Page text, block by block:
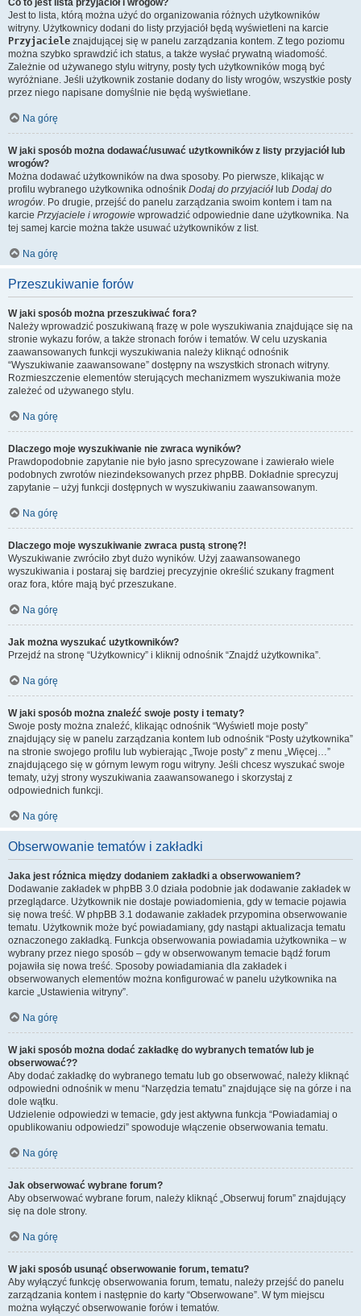
Co to jest lista przyjaciół i wrogów?
Jest to lista, którą można użyć do organizowania różnych użytkowników
witryny. Użytkownicy dodani do listy przyjaciół będą wyświetleni na karcie
Przyjaciele znajdującej się w panelu zarządzania kontem. Z tego poziomu
można szybko sprawdzić ich status, a także wysłać prywatną wiadomość.
Zależnie od używanego stylu witryny, posty tych użytkowników mogą być
wyróżniane. Jeśli użytkownik zostanie dodany do listy wrogów, wszystkie posty
przez niego napisane domyślnie nie będą wyświetlane.
Na górę
W jaki sposób można dodawać/usuwać użytkowników z listy przyjaciół lub
wrogów?
Można dodawać użytkowników na dwa sposoby. Po pierwsze, klikając w
profilu wybranego użytkownika odnośnik Dodaj do przyjaciół lub Dodaj do
wrogów. Po drugie, przejść do panelu zarządzania swoim kontem i tam na
karcie Przyjaciele i wrogowie wprowadzić odpowiednie dane użytkownika. Na
tej samej karcie można także usuwać użytkowników z list.
Na górę
Przeszukiwanie forów
W jaki sposób można przeszukiwać fora?
Należy wprowadzić poszukiwaną frazę w pole wyszukiwania znajdujące się na
stronie wykazu forów, a także stronach forów i tematów. W celu uzyskania
zaawansowanych funkcji wyszukiwania należy kliknąć odnośnik
“Wyszukiwanie zaawansowane” dostępny na wszystkich stronach witryny.
Rozmieszczenie elementów sterujących mechanizmem wyszukiwania może
zależeć od używanego stylu.
Na górę
Dlaczego moje wyszukiwanie nie zwraca wyników?
Prawdopodobnie zapytanie nie było jasno sprecyzowane i zawierało wiele
podobnych zwrotów niezindeksowanych przez phpBB. Dokładnie sprecyzuj
zapytanie – użyj funkcji dostępnych w wyszukiwaniu zaawansowanym.
Na górę
Dlaczego moje wyszukiwanie zwraca pustą stronę?!
Wyszukiwanie zwróciło zbyt dużo wyników. Użyj zaawansowanego
wyszukiwania i postaraj się bardziej precyzyjnie określić szukany fragment
oraz fora, które mają być przeszukane.
Na górę
Jak można wyszukać użytkowników?
Przejdź na stronę “Użytkownicy” i kliknij odnośnik “Znajdź użytkownika”.
Na górę
W jaki sposób można znaleźć swoje posty i tematy?
Swoje posty można znaleźć, klikając odnośnik “Wyświetl moje posty”
znajdujący się w panelu zarządzania kontem lub odnośnik “Posty użytkownika”
na stronie swojego profilu lub wybierając „Twoje posty” z menu „Więcej…”
znajdującego się w górnym lewym rogu witryny. Jeśli chcesz wyszukać swoje
tematy, użyj strony wyszukiwania zaawansowanego i skorzystaj z
odpowiednich funkcji.
Na górę
Obserwowanie tematów i zakładki
Jaka jest różnica między dodaniem zakładki a obserwowaniem?
Dodawanie zakładek w phpBB 3.0 działa podobnie jak dodawanie zakładek w
przeglądarce. Użytkownik nie dostaje powiadomienia, gdy w temacie pojawia
się nowa treść. W phpBB 3.1 dodawanie zakładek przypomina obserwowanie
tematu. Użytkownik może być powiadamiany, gdy nastąpi aktualizacja tematu
oznaczonego zakładką. Funkcja obserwowania powiadamia użytkownika – w
wybrany przez niego sposób – gdy w obserwowanym temacie bądź forum
pojawiła się nowa treść. Sposoby powiadamiania dla zakładek i
obserwowanych elementów można konfigurować w panelu użytkownika na
karcie „Ustawienia witryny”.
Na górę
W jaki sposób można dodać zakładkę do wybranych tematów lub je
obserwować??
Aby dodać zakładkę do wybranego tematu lub go obserwować, należy kliknąć
odpowiedni odnośnik w menu “Narzędzia tematu” znajdujące się na górze i na
dole wątku.
Udzielenie odpowiedzi w temacie, gdy jest aktywna funkcja “Powiadamiaj o
opublikowaniu odpowiedzi” spowoduje włączenie obserwowania tematu.
Na górę
Jak obserwować wybrane forum?
Aby obserwować wybrane forum, należy kliknąć „Obserwuj forum” znajdujący
się na dole strony.
Na górę
W jaki sposób usunąć obserwowanie forum, tematu?
Aby wyłączyć funkcję obserwowania forum, tematu, należy przejść do panelu
zarządzania kontem i następnie do karty “Obserwowane”. W tym miejscu
można wyłączyć obserwowanie forów i tematów.